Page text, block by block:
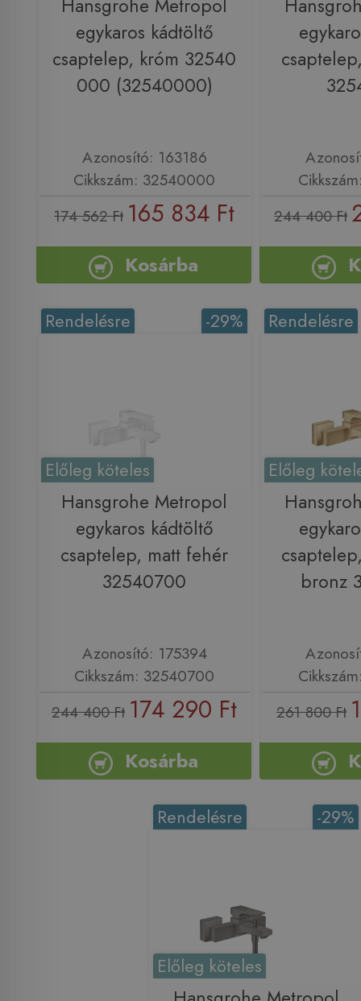
Hansgrohe Metropol
egykaros kádtöltő
csaptelep, króm 32540
000 (32540000)
Azonosító: 163186
Cikkszám: 32540000
174 562 Ft 165 834 Ft
Kosárba
244 400 Ft
-29%
Rendelésre
Előleg köteles
Hansgrohe Metropol
egykaros kádtöltő
csaptelep, matt fehér
32540700
Azonosító: 175394
Cikkszám: 32540700
244 400 Ft 174 290 Ft
Kosárba
Rendelésre
Előleg
bronz
261 800 Ft
-29%
Rendelésre
Előleg köteles